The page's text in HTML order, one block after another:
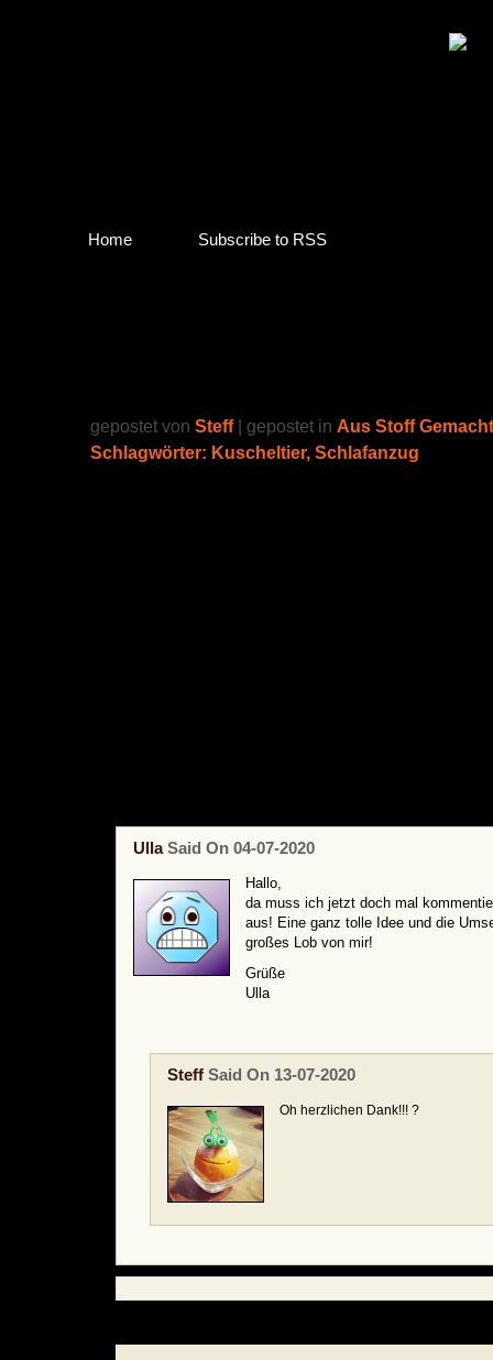
Home Subscribe to RSS
gepostet von Steff| gepostet in Aus Stoff Gemacht
Schlagwörter: Kuscheltier, Schlafanzug
UllaSaid On 04-07-2020
Hallo,
da muss ich jetzt doch mal
aus! Eine ganz tolle Idee und die
großes Lob von mir!
Grüße
Ulla
Steff Said On 13-07-2020
Oh herzlichen Dank!!! ?